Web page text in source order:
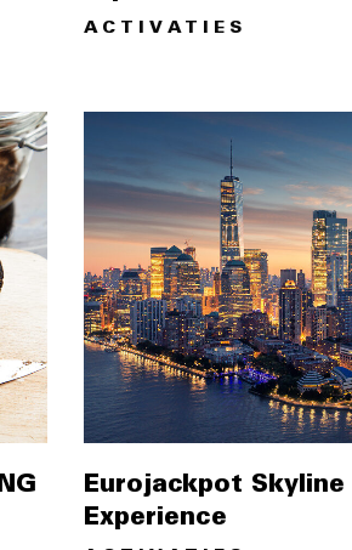
ACTIVATIES
Eurojackpot Skyline
Experience